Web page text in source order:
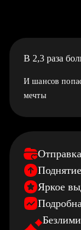
В 2,3 раза
И шансов
мечты
Яркое